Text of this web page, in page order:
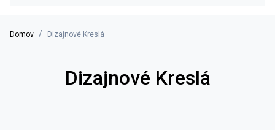
Domov / Dizajnové Kreslá
Dizajnové Kreslá